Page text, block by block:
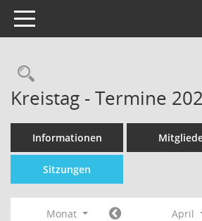
Toggle navigation
Kreistag - Termine
Informationen
Sitzungen
Monat April